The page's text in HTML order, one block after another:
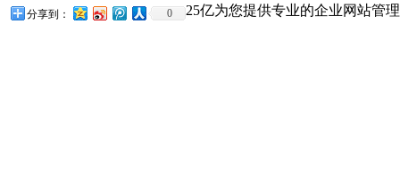
25亿为您提供专业的企业网站管
分享到： 0